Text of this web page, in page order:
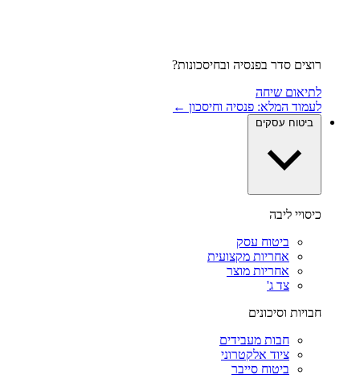
רוצים סדר בפנסיה ובחיסכונות?
לתיאום שיחה
לעמוד המלא: פנסיה וחיסכון ←
ביטוח עסקים
כיסויי ליבה
ביטוח עסק
אחריות מקצועית
אחריות מוצר
צד ג'
חבויות וסיכונים
חבות מעבידים
ציוד אלקטרוני
ביטוח סייבר